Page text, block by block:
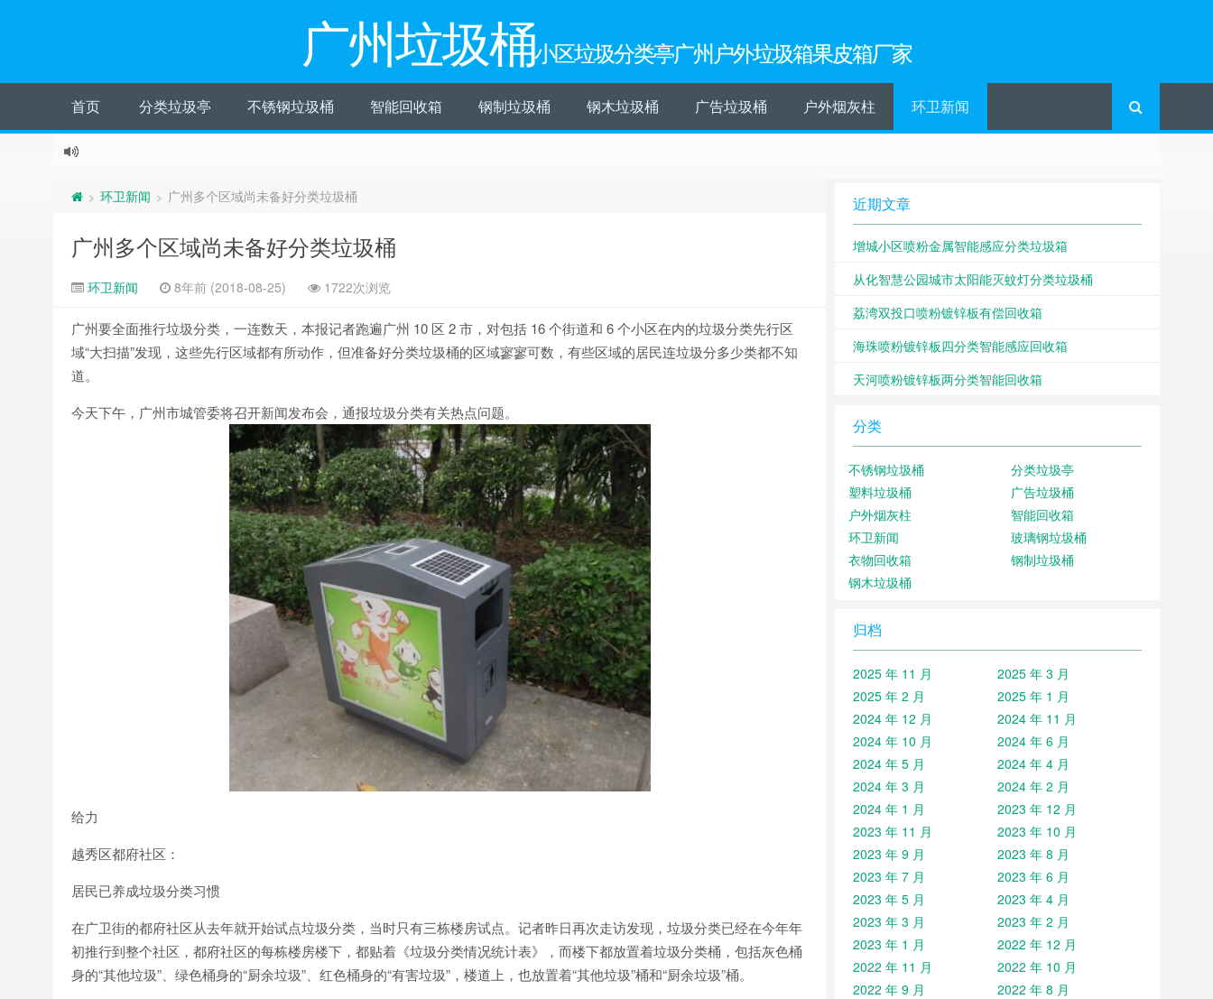
广州垃圾桶小区垃圾分类亭广州户外垃圾箱果皮箱厂家
首页 分类垃圾亭 不锈钢垃圾桶 智能回收箱 钢制垃圾桶 钢木垃圾桶 广告垃圾桶 户外烟灰柱 环卫新闻
> 环卫新闻 > 广州多个区域尚未备好分类垃圾桶
广州多个区域尚未备好分类垃圾桶
环卫新闻 8年前 (2018-08-25) 1722次浏览
广州要全面推行垃圾分类，一连数天，本报记者跑遍广州 10 区 2 市，对包括 16 个街道和 6 个小区在内的垃圾分类先行区
域“大扫描”发现，这些先行区域都有所动作，但准备好分类垃圾桶的区域寥寥可数，有些区域的居民连垃圾分多少类都不知
道。
今天下午，广州市城管委将召开新闻发布会，通报垃圾分类有关热点问题。
给力
越秀区都府社区：
居民已养成垃圾分类习惯
在广卫街的都府社区从去年就开始试点垃圾分类，当时只有三栋楼房试点。记者昨日再次走访发现，垃圾分类已经在今年年
初推行到整个社区，都府社区的每栋楼房楼下，都贴着《垃圾分类情况统计表》，而楼下都放置着垃圾分类桶，包括灰色桶
身的“其他垃圾”、绿色桶身的“厨余垃圾”、红色桶身的“有害垃圾”，楼道上，也放置着“其他垃圾”桶和“厨余垃圾”桶。
近期文章
增城小区喷粉金属智能感应分类垃圾箱
从化智慧公园城市太阳能灭蚊灯分类垃圾桶
荔湾双投口喷粉镀锌板有偿回收箱
海珠喷粉镀锌板四分类智能感应回收箱
天河喷粉镀锌板两分类智能回收箱
分类
不锈钢垃圾桶
分类垃圾亭
塑料垃圾桶
广告垃圾桶
户外烟灰柱
智能回收箱
环卫新闻
玻璃钢垃圾桶
衣物回收箱
钢制垃圾桶
钢木垃圾桶
归档
2025 年 11 月
2025 年 3 月
2025 年 2 月
2025 年 1 月
2024 年 12 月
2024 年 11 月
2024 年 10 月
2024 年 6 月
2024 年 5 月
2024 年 4 月
2024 年 3 月
2024 年 2 月
2024 年 1 月
2023 年 12 月
2023 年 11 月
2023 年 10 月
2023 年 9 月
2023 年 8 月
2023 年 7 月
2023 年 6 月
2023 年 5 月
2023 年 4 月
2023 年 3 月
2023 年 2 月
2023 年 1 月
2022 年 12 月
2022 年 11 月
2022 年 10 月
2022 年 9 月
2022 年 8 月